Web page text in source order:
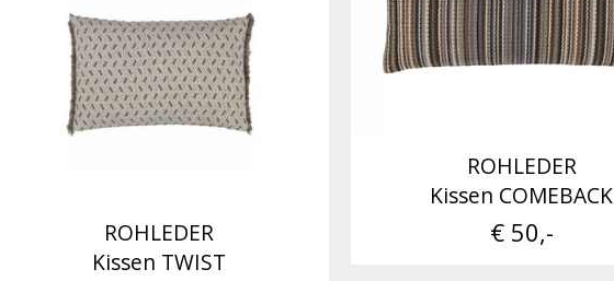
ROHLEDER
Kissen COMEBACK
€ 50,-
ROHLEDER
Kissen TWIST